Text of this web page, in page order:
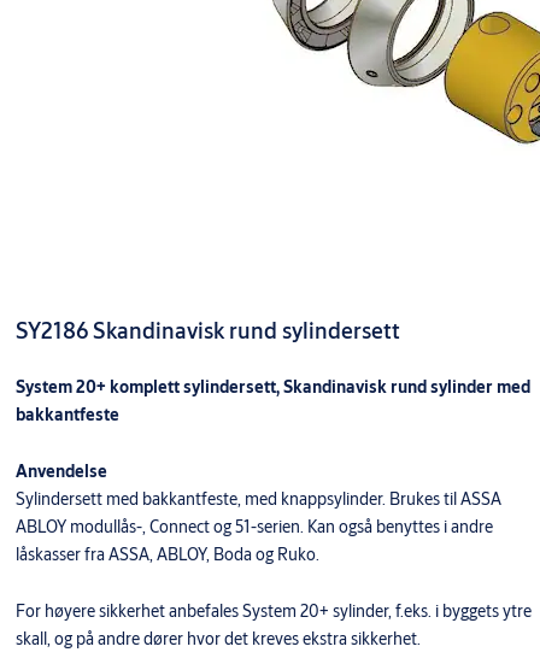
SY2186 Skandinavisk rund sylindersett
System 20+ komplett sylindersett, Skandinavisk rund sylinder med
bakkantfeste
Anvendelse
Sylindersett med bakkantfeste, med knappsylinder. Brukes til ASSA
ABLOY modullås-, Connect og 51-serien. Kan også benyttes i andre
låskasser fra ASSA, ABLOY, Boda og Ruko.
For høyere sikkerhet anbefales System 20+ sylinder, f.eks. i byggets ytre
skall, og på andre dører hvor det kreves ekstra sikkerhet.